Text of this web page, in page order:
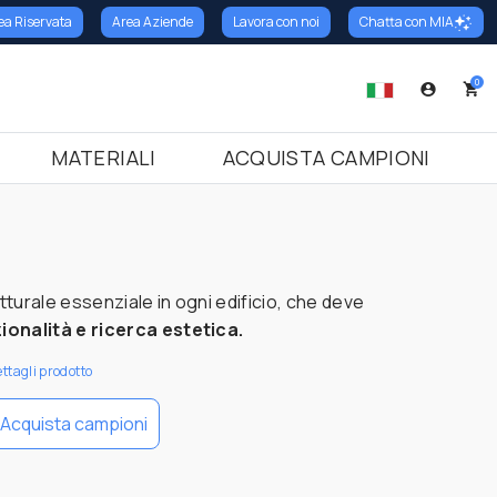
Riservata Area Aziende Lavora con noi Chatta con MIA
0
MATERIALI ACQUISTA CAMPIONI
essenziale in ogni edificio, che deve
e ricerca estetica.
prodotto
Acquista campioni
in Granito
in Marmo
in Terrazzo Italiano
Soglie in Marmo
Soglie in Granito
Soglie in Terrazzo Italiano
Marmo Cemento
Marmo Resina